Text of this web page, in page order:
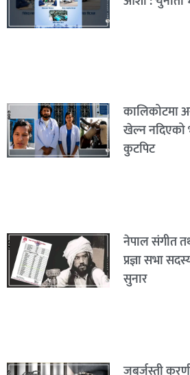
कालिकोटमा
खेल्न नदिएको
कुटपिट
नेपाल संगीत
प्रज्ञा सभा
सुनार